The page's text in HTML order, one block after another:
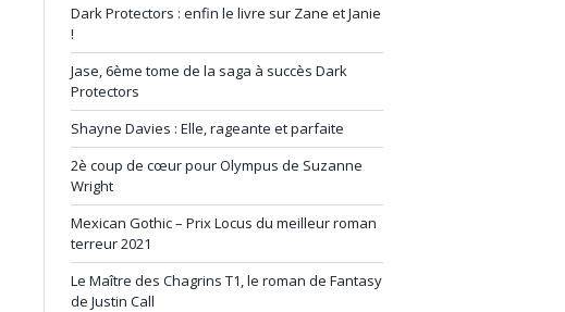
Dark Protectors : enfin le livre sur Zane et Janie
!
Jase, 6ème tome de la saga à succès Dark
Protectors
Shayne Davies : Elle, rageante et parfaite
2è coup de cœur pour Olympus de Suzanne
Wright
Mexican Gothic – Prix Locus du meilleur roman
terreur 2021
Le Maître des Chagrins T1, le roman de Fantasy
de Justin Call